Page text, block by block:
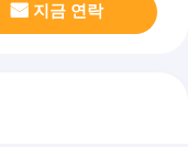
지금 연락